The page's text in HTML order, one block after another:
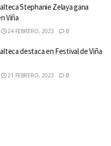
Stephanie Zelaya gana
Viña
24 FEBRERO, 2023 0
destaca en Festival de Viña
21 FEBRERO, 2023 0